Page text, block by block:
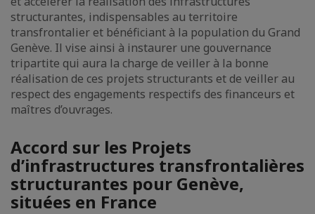
structurantes, indispensables au territoire
transfrontalier et bénéficiant à la population du Grand
Genève. Il vise ainsi à instaurer une gouvernance
tripartite qui aura la charge de veiller à la bonne
réalisation de ces projets structurants et de veiller au
respect des engagements respectifs des financeurs et
maîtres d’ouvrages.
Accord sur les Projets
d’infrastructures transfrontalières
structurantes pour Genève,
situées en France